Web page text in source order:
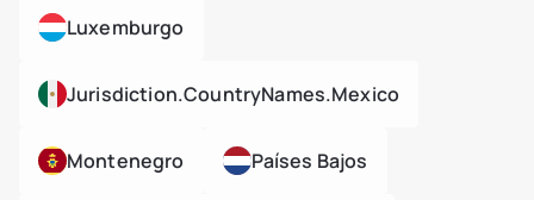
Luxemburgo
Jurisdiction.countryNames.mexico
Montenegro Países Bajos